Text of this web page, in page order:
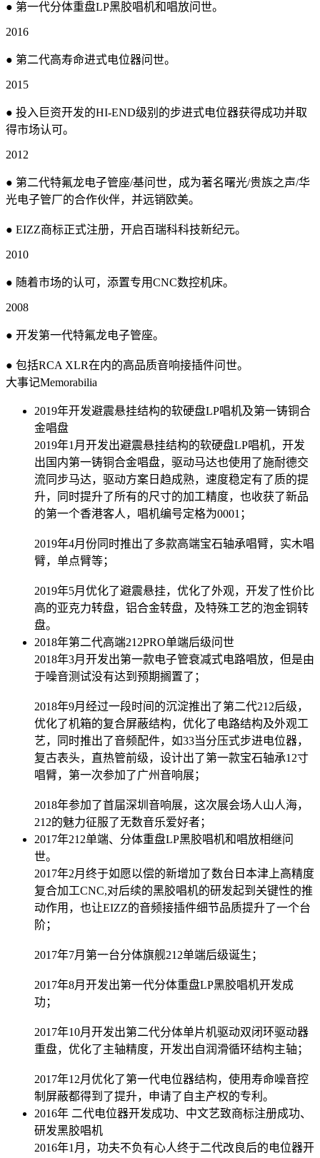
● 第一代分体重盘LP黑胶唱机和唱放问世。
2016
● 第二代高寿命进式电位器问世。
2015
● 投入巨资开发的HI-END级别的步进式电位器获得成功并取
得市场认可。
2012
● 第二代特氟龙电子管座/基问世，成为著名曙光/贵族之声/华
光电子管厂的合作伙伴，并远销欧美。
● EIZZ商标正式注册，开启百瑞科科技新纪元。
2010
● 随着市场的认可，添置专用CNC数控机床。
2008
● 开发第一代特氟龙电子管座。
● 包括RCA XLR在内的高品质音响接插件问世。
大事记Memorabilia
2019年开发避震悬挂结构的软硬盘LP唱机及第一铸铜合
金唱盘
2019年1月开发出避震悬挂结构的软硬盘LP唱机，开发
出国内第一铸铜合金唱盘，驱动马达也使用了施耐德交
流同步马达，驱动方案日趋成熟，速度稳定有了质的提
升，同时提升了所有的尺寸的加工精度，也收获了新品
的第一个香港客人，唱机编号定格为0001；
2019年4月份同时推出了多款高端宝石轴承唱臂，实木唱
臂，单点臂等；
2019年5月优化了避震悬挂，优化了外观，开发了性价比
高的亚克力转盘，铝合金转盘，及特殊工艺的泡金铜转
盘。
2018年第二代高端212PRO单端后级问世
2018年3月开发出第一款电子管衰减式电路唱放，但是由
于噪音测试没有达到预期搁置了；
2018年9月经过一段时间的沉淀推出了第二代212后级，
优化了机箱的复合屏蔽结构，优化了电路结构及外观工
艺，同时推出了音频配件，如33当分压式步进电位器，
复古表头，直热管前级，设计出了第一款宝石轴承12寸
唱臂，第一次参加了广州音响展；
2018年参加了首届深圳音响展，这次展会场人山人海，
212的魅力征服了无数音乐爱好者；
2017年212单端、分体重盘LP黑胶唱机和唱放相继问
世。
2017年2月终于如愿以偿的新增加了数台日本津上高精度
复合加工CNC,对后续的黑胶唱机的研发起到关键性的推
动作用，也让EIZZ的音频接插件细节品质提升了一个台
阶；
2017年7月第一台分体旗舰212单端后级诞生；
2017年8月开发出第一代分体重盘LP黑胶唱机开发成
功；
2017年10月开发出第二代分体单片机驱动双闭环驱动器
重盘，优化了主轴精度，开发出自润滑循环结构主轴；
2017年12月优化了第一代电位器结构，使用寿命噪音控
制屏蔽都得到了提升，申请了自主产权的专利。
2016年 二代电位器开发成功、中文艺致商标注册成功、
研发黑胶唱机
2016年1月，功夫不负有心人终于二代改良后的电位器开